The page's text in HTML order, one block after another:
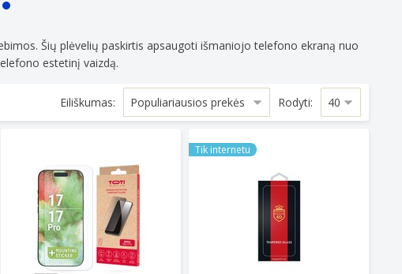
Daugeliui
mobiliųjų
telefonų
aksesuarų
Šių plėvelių paskirtis apsaugoti išmaniojo telefono ekraną nuo
estetinį vaizdą.
Eiliškumas: Rodyti:
Tik internetu